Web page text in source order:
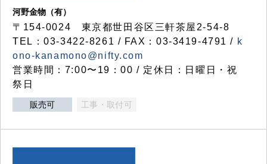
河野金物（有）
〒154-0024 東京都世田谷区三軒茶屋2-54-8
TEL：03-3422-8261 / FAX：03-3419-4791 / k
ono-kanamono@nifty.com
営業時間：7:00〜19：00 / 定休日：日曜日・祝
祭日
販売可 工事・取付可